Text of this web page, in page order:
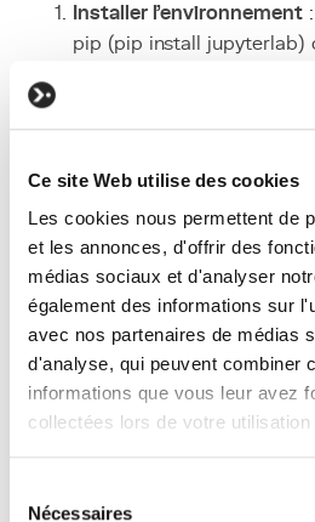
Ce site Web utilise des cookies
Les cookies nous permettent de
et les annonces, d'offrir des
médias sociaux et d'analyser
également des informations sur
avec nos partenaires de médias
d'analyse, qui peuvent combiner
informations que vous leur avez
collectées lors de votre
process your information.
Nécessaires
Installer l'environnement:
pip (pip install jupyterlab)
environnement virtuel
Structurer le projet:
claire
Installer les bibliotheques
de data science (pandas,
scikit-learn) et les
requirements.txt.
Versionner les notebooks
versionner les notebooks,
: